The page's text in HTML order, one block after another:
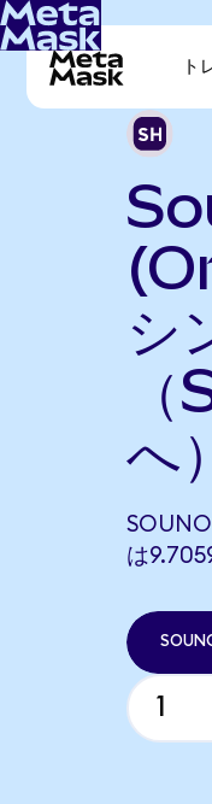
ト
シ
へ）
は